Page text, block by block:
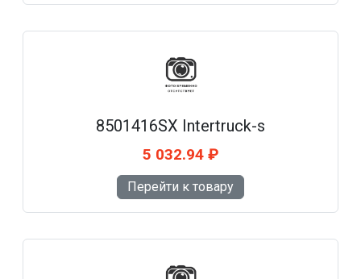
8501416SX Intertruck-s
5 032.94 ₽
Перейти к товару